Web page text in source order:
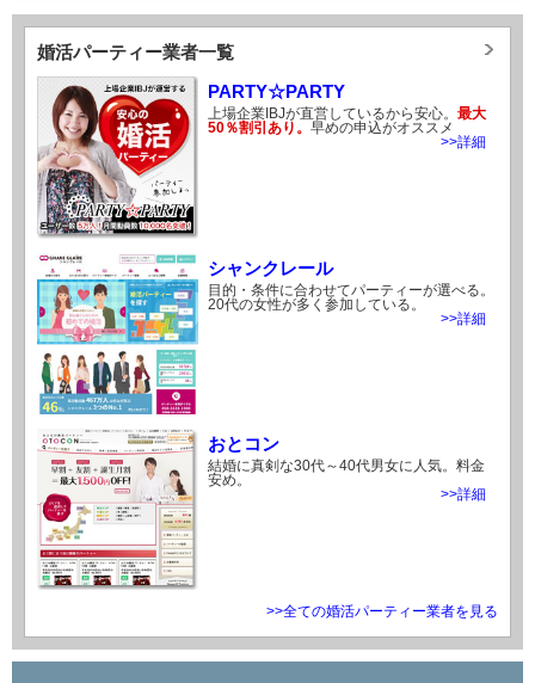
婚活パーティー業者一覧
PARTY☆PARTY
上場企業IBJが直営しているから安心。 最大
50％割引あり。 早めの申込がオススメ
>>詳細
シャンクレール
目的・条件に合わせてパーティーが選べる。
20代の女性が多く参加している。
>>詳細
おとコン
結婚に真剣な30代～40代男女に人気。料金
安め。
>>詳細
>>全ての婚活パーティー業者を見る